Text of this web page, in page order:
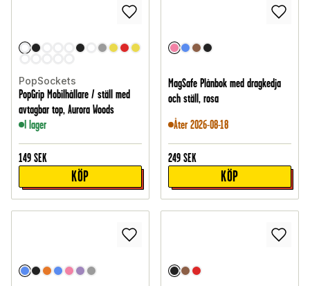
PopSockets
PopGrip Mobilhållare / ställ med
avtagbar top, Aurora Woods
I lager
149 SEK
KÖP
MagSafe Plånbok med dragkedja
och ställ, rosa
Åter 2026-08-18
249 SEK
KÖP